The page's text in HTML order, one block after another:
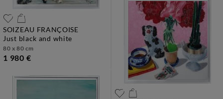
SOIZEAU FRANÇOISE
just black and white
80 x 80 cm
1 980 €